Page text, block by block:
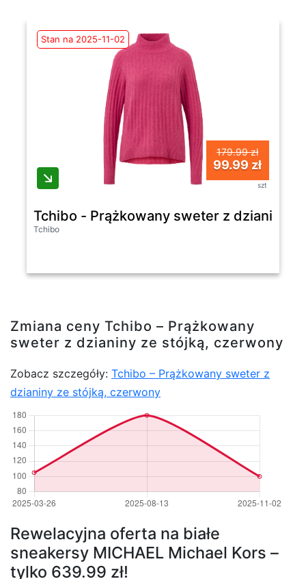
Stan na 2025-11-02
179.99 zł
99.99 zł
szt
Tchibo - Prążkowany sweter z dzianiny
Tchibo
Zmiana ceny Tchibo – Prążkowany
sweter z dzianiny ze stójką, czerwony
Zobacz szczegóły: Tchibo – Prążkowany sweter z
dzianiny ze stójką, czerwony
Rewelacyjna oferta na białe
sneakersy MICHAEL Michael Kors –
tylko 639.99 zł!